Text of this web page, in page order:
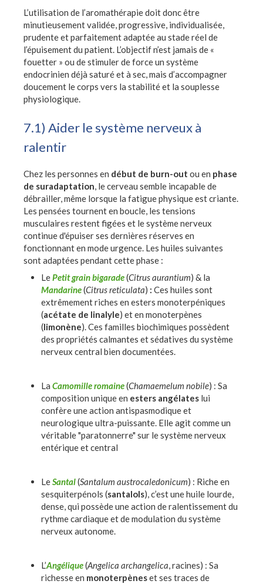
L’utilisation de l’aromathérapie doit donc être
minutieusement validée, progressive, individualisée,
prudente et parfaitement adaptée au stade réel de
l’épuisement du patient. L’objectif n’est jamais de «
fouetter » ou de stimuler de force un système
endocrinien déjà saturé et à sec, mais d’accompagner
doucement le corps vers la stabilité et la souplesse
physiologique.
7.1) Aider le système nerveux à
ralentir
Chez les personnes en début de burn-out ou en phase
de suradaptation, le cerveau semble incapable de
débrailler, même lorsque la fatigue physique est criante.
Les pensées tournent en boucle, les tensions
musculaires restent figées et le système nerveux
continue d'épuiser ses dernières réserves en
fonctionnant en mode urgence. Les huiles suivantes
sont adaptées pendant cette phase :
LePetit grain bigarade(Citrus aurantium) & la
Mandarine(Citrus reticulata) : Ces huiles sont
extrêmement riches en esters monoterpéniques
(acétate de linalyle) et en monoterpènes
(limonène). Ces familles biochimiques possèdent
des propriétés calmantes et sédatives du système
nerveux central bien documentées.
La Camomille romaine(Chamaemelum nobile) : Sa
composition unique en esters angélates lui
confère une action antispasmodique et
neurologique ultra-puissante. Elle agit comme un
véritable "paratonnerre" sur le système nerveux
entérique et central
LeSantal(Santalum austrocaledonicum) : Riche en
sesquiterpénols (santalols), c’est une huile lourde,
dense, qui possède une action de ralentissement du
rythme cardiaque et de modulation du système
nerveux autonome.
L’Angélique(Angelica archangelica, racines) : Sa
richesse en monoterpèneset ses traces de